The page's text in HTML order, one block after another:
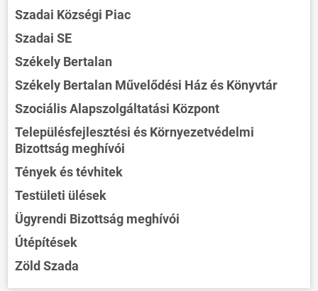
Szadai Községi Piac
Szadai SE
Székely Bertalan
Székely Bertalan Művelődési Ház és Könyvtár
Szociális Alapszolgáltatási Központ
Településfejlesztési és Környezetvédelmi
Bizottság meghívói
Tények és tévhitek
Testületi ülések
Ügyrendi Bizottság meghívói
Útépítések
Zöld Szada